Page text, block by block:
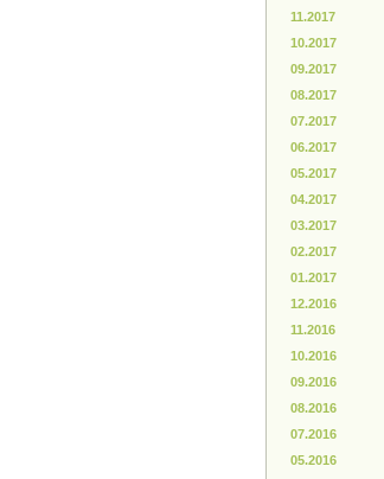
11.2017
10.2017
09.2017
08.2017
07.2017
06.2017
05.2017
04.2017
03.2017
02.2017
01.2017
12.2016
11.2016
10.2016
09.2016
08.2016
07.2016
05.2016